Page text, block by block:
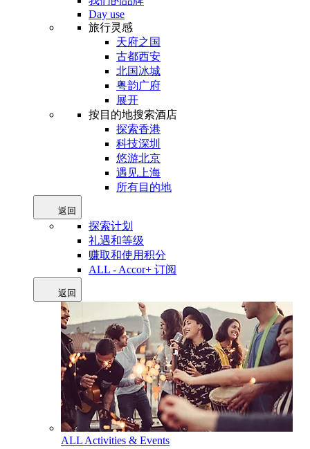
Day use
旅行灵感
天府之国
古都西安
北国冰城
粤韵广府
展开
按目的地搜索酒店
探索香港
科技深圳
悠游北京
遇见上海
所有目的地
返回
探索计划
礼遇和等级
赚取和使用积分
ALL - Accor+ 订阅
返回
ALL Activities & Events